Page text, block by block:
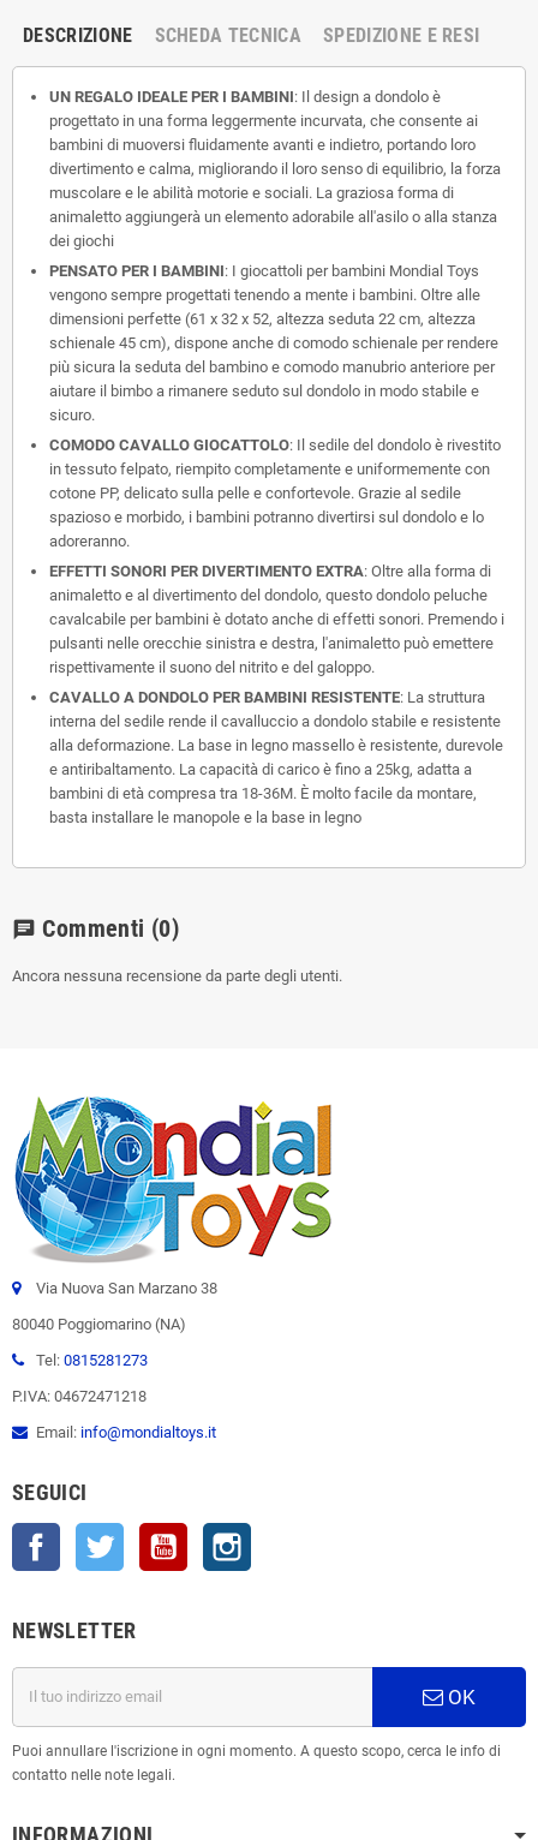
DESCRIZIONE SCHEDA TECNICA SPEDIZIONE E RESI
UN REGALO IDEALE PER I BAMBINI: Il design a dondolo è
progettato in una forma leggermente incurvata, che consente ai
bambini di muoversi fluidamente avanti e indietro, portando loro
divertimento e calma, migliorando il loro senso di equilibrio, la forza
muscolare e le abilità motorie e sociali. La graziosa forma di
animaletto aggiungerà un elemento adorabile all'asilo o alla stanza
dei giochi
PENSATO PER I BAMBINI: I giocattoli per bambini Mondial Toys
vengono sempre progettati tenendo a mente i bambini. Oltre alle
dimensioni perfette (61 x 32 x 52, altezza seduta 22 cm, altezza
schienale 45 cm), dispone anche di comodo schienale per rendere
più sicura la seduta del bambino e comodo manubrio anteriore per
aiutare il bimbo a rimanere seduto sul dondolo in modo stabile e
sicuro.
COMODO CAVALLO GIOCATTOLO: Il sedile del dondolo è rivestito
in tessuto felpato, riempito completamente e uniformemente con
cotone PP, delicato sulla pelle e confortevole. Grazie al sedile
spazioso e morbido, i bambini potranno divertirsi sul dondolo e lo
adoreranno.
EFFETTI SONORI PER DIVERTIMENTO EXTRA: Oltre alla forma di
animaletto e al divertimento del dondolo, questo dondolo peluche
cavalcabile per bambini è dotato anche di effetti sonori. Premendo i
pulsanti nelle orecchie sinistra e destra, l'animaletto può emettere
rispettivamente il suono del nitrito e del galoppo.
CAVALLO A DONDOLO PER BAMBINI RESISTENTE: La struttura
interna del sedile rende il cavalluccio a dondolo stabile e resistente
alla deformazione. La base in legno massello è resistente, durevole
e antiribaltamento. La capacità di carico è fino a 25kg, adatta a
bambini di età compresa tra 18-36M. È molto facile da montare,
basta installare le manopole e la base in legno
chat Commenti (0)
Ancora nessuna recensione da parte degli utenti.
Via Nuova San Marzano 38
80040 Poggiomarino (NA)
Tel: 0815281273
P.IVA: 04672471218
Email: info@mondialtoys.it
SEGUICI
Facebook Twitter YouTube
NEWSLETTER
OK
Puoi annullare l'iscrizione in ogni momento. A questo scopo, cerca le info di
contatto nelle note legali.
INFORMAZIONI